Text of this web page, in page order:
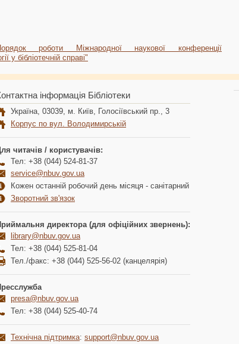
роботи Міжнародної наукової конференції
у бібліотечній справі"
інформація Бібліотеки
Україна, 03039, м. Київ, Голосіївський пр., 3
Корпус по вул. Володимирській
читачів / користувачів:
Тел: +38 (044) 524-81-37
service@nbuv.gov.ua
Кожен останній робочий день місяця - санітарний
Зворотний зв'язок
директора (для офіційних звернень):
library@nbuv.gov.ua
Тел: +38 (044) 525-81-04
Тел./факс: +38 (044) 525-56-02 (канцелярія)
presa@nbuv.gov.ua
Тел: +38 (044) 525-40-74
Технічна підтримка: support@nbuv.gov.ua